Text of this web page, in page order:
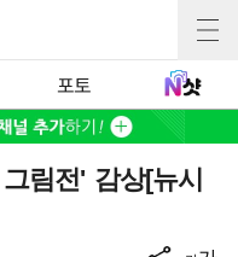
포토
림전' 감상[뉴시